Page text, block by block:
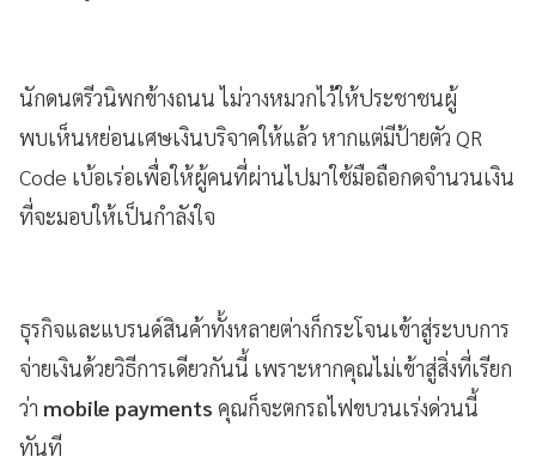
นักดนตรีวนิพกข้างถนน ไม่วางหมวกไว้ให้ประชาชนผู้
พบเห็นหย่อนเศษเงินบริจาคให้แล้ว หากแต่มีป้ายตัว QR
Code เบ้อเร่อเพื่อให้ผู้คนที่ผ่านไปมาใช้มือถือกดจำนวนเงิน
ที่จะมอบให้เป็นกำลังใจ
ธุรกิจและแบรนด์สินค้าทั้งหลายต่างก็กระโจนเข้าสู่ระบบการ
จ่ายเงินด้วยวิธีการเดียวกันนี้ เพราะหากคุณไม่เข้าสู่สิ่งที่เรียก
ว่า mobile payments คุณก็จะตกรถไฟขบวนเร่งด่วนนี้
ทันที